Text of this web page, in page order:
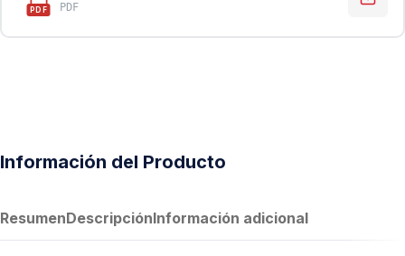
PDF PDF
Información del Producto
ResumenDescripciónInformación adicional